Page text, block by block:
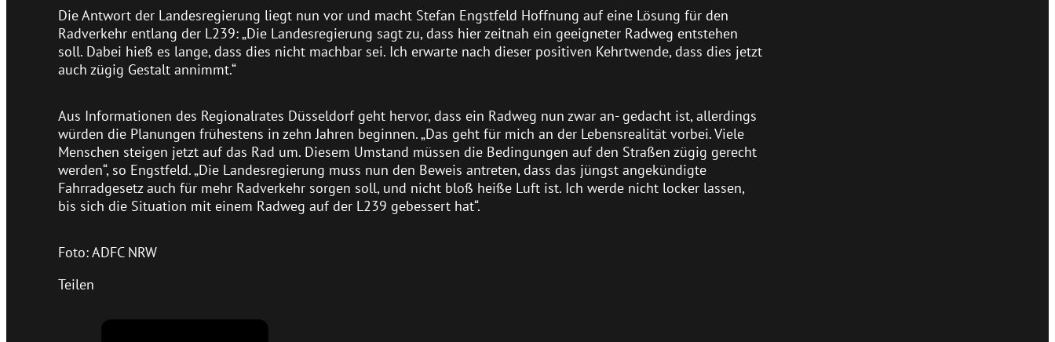
Die Antwort der Landesregierung liegt nun vor und macht Stefan Engstfeld Hoffnung auf eine Lösung für den
Radverkehr entlang der L239: „Die Landesregierung sagt zu, dass hier zeitnah ein geeigneter Radweg entstehen
soll. Dabei hieß es lange, dass dies nicht machbar sei. Ich erwarte nach dieser positiven Kehrtwende, dass dies jetzt
auch zügig Gestalt annimmt.“
Aus Informationen des Regionalrates Düsseldorf geht hervor, dass ein Radweg nun zwar an- gedacht ist, allerdings
würden die Planungen frühestens in zehn Jahren beginnen. „Das geht für mich an der Lebensrealität vorbei. Viele
Menschen steigen jetzt auf das Rad um. Diesem Umstand müssen die Bedingungen auf den Straßen zügig gerecht
werden“, so Engstfeld. „Die Landesregierung muss nun den Beweis antreten, dass das jüngst angekündigte
Fahrradgesetz auch für mehr Radverkehr sorgen soll, und nicht bloß heiße Luft ist. Ich werde nicht locker lassen,
bis sich die Situation mit einem Radweg auf der L239 gebessert hat“.
Foto: ADFC NRW
Teilen